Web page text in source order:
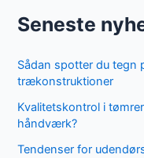
Seneste
Sådan spotter du tegn
trækonstruktioner
Kvalitetskontrol i
håndværk?
Tendenser for